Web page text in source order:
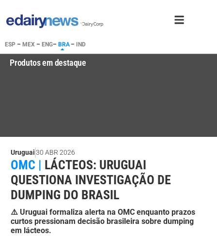
ESP – MEX – ENG– BRA– IND
Produtos em destaque
Uruguai 30 ABR 2026
OMC | LÁCTEOS: URUGUAI
QUESTIONA INVESTIGAÇÃO DE
DUMPING DO BRASIL
⚠️ Uruguai formaliza alerta na OMC enquanto prazos
curtos pressionam decisão brasileira sobre dumping
em lácteos.